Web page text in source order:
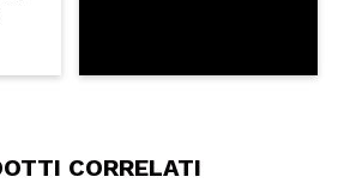
CORRELATI